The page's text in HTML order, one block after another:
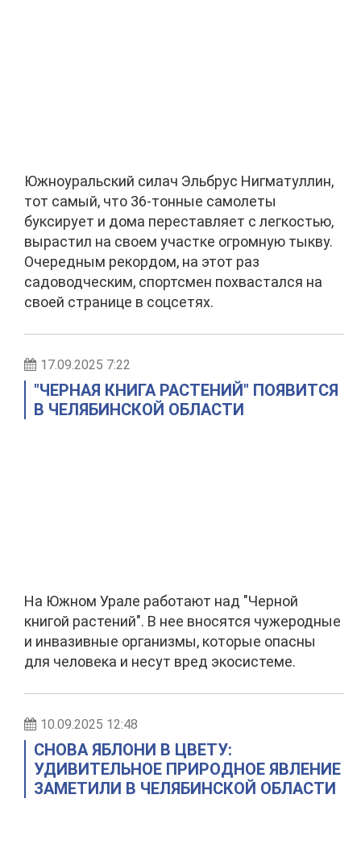
Южноуральский силач Эльбрус Нигматуллин,
тот самый, что 36-тонные самолеты
буксирует и дома переставляет с легкостью,
вырастил на своем участке огромную тыкву.
Очередным рекордом, на этот раз
садоводческим, спортсмен похвастался на
своей странице в соцсетях.
17.09.2025 7:22
"ЧЕРНАЯ КНИГА РАСТЕНИЙ" ПОЯВИТСЯ
В ЧЕЛЯБИНСКОЙ ОБЛАСТИ
На Южном Урале работают над "Черной
книгой растений". В нее вносятся чужеродные
и инвазивные организмы, которые опасны
для человека и несут вред экосистеме.
10.09.2025 12:48
СНОВА ЯБЛОНИ В ЦВЕТУ:
УДИВИТЕЛЬНОЕ ПРИРОДНОЕ ЯВЛЕНИЕ
ЗАМЕТИЛИ В ЧЕЛЯБИНСКОЙ ОБЛАСТИ